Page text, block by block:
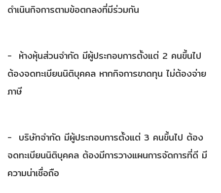
ดำเนินกิจการตามข้อตกลงที่มีร่วมกัน
- ห้างหุ้นส่วนจำกัด มีผู้ประกอบการตั้งแต่ 2 คนขึ้นไป
ต้องจดทะเบียนนิติบุคคล หากกิจการขาดทุน ไม่ต้องจ่าย
ภาษี
- บริษัทจำกัด มีผู้ประกอบการตั้งแต่ 3 คนขึ้นไป ต้อง
จดทะเบียนนิติบุคคล ต้องมีการวางแผนการจัดการที่ดี มี
ความน่าเชื่อถือ